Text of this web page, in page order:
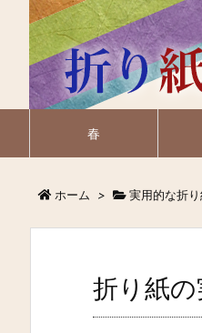
春
ホーム > 実用的な折
折り紙